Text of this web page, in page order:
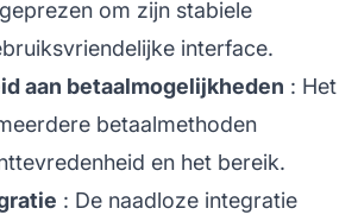
om zijn stabiele
interface.
aan betaalmogelijkheden : Het
betaalmethoden
en het bereik.
: De naadloze integratie